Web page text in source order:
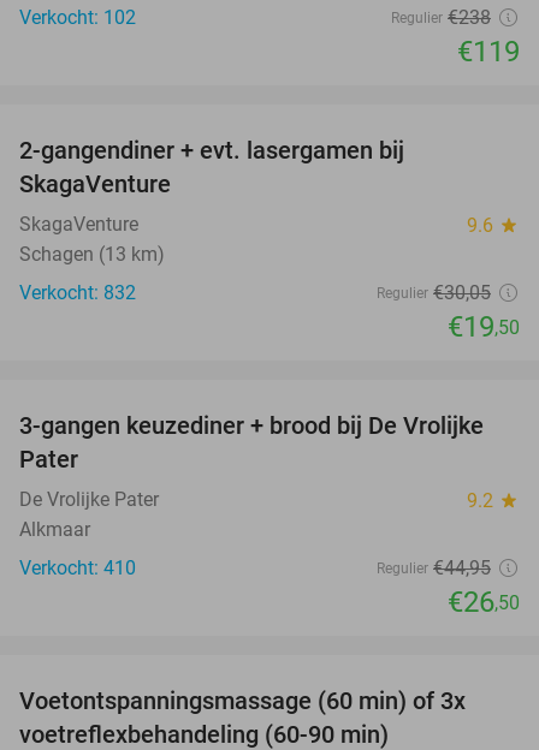
Verkocht: 102 Regulier €238
€119
2-gangendiner + evt. lasergamen bij
SkagaVenture
SkagaVenture 9.6 star
Schagen (13 km)
Verkocht: 832
Regulier €30,05
€19,50
41%
3-gangen keuzediner + brood bij De Vrolijke
Pater
De Vrolijke Pater 9.2 star
Alkmaar
Verkocht: 410
Regulier €44,95
€26,50
45%
OUT
Voetontspanningsmassage (60 min) of 3x
voetreflexbehandeling (60-90 min)